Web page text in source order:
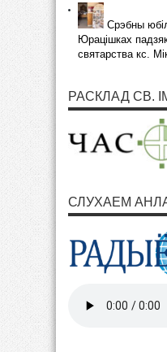
Срэбны
Юрацішках
святарства кс.
РАСКЛАД СВ.
СЛУХАЕМ